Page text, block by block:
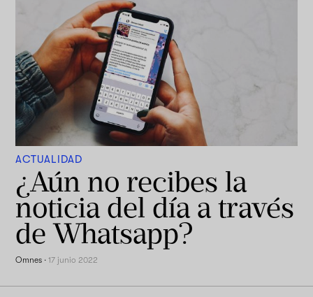
ACTUALIDAD
¿Aún no recibes la
noticia del día a través
de Whatsapp?
Omnes ·17 junio 2022